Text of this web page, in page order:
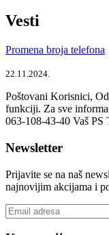
Vesti
Promena broja telefona
22.11.2024.
Poštovani Korisnici,
funkciji. Za sve
063-108-43-40 Vaš PS
Newsletter
Prijavite se na naš
najnovijim akcijama i